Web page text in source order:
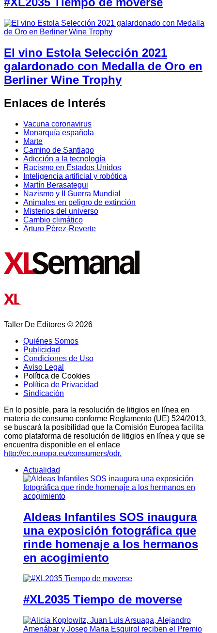
El vino Estola Selección 2021
galardonado con Medalla de Oro en
Berliner Wine Trophy
Enlaces de Interés
Vacuna coronavirus
Monarquía española
Marte
Camino de Santiago
Adicción a la tecnología
Racismo en Estados Unidos
Inteligencia artificial y robótica
Martín Berasategui
Nazismo y II Guerra Mundial
Animales en peligro de extinción
Misterios del universo
Cambio climático
Arturo Pérez-Reverte
Taller De Editores © 2026
Quiénes Somos
Publicidad
Condiciones de Uso
Aviso Legal
Política de Cookies
Política de Privacidad
Sindicación
En lo posible, para la resolución de litigios en línea en
materia de consumo conforme Reglamento (UE) 524/2013,
se buscará la posibilidad que la Comisión Europea facilita
como plataforma de resolución de litigios en línea y que se
encuentra disponible en el enlace
http://ec.europa.eu/consumers/odr.
Actualidad
Aldeas Infantiles SOS inaugura
una exposición fotográfica que
rinde homenaje a los hermanos
en acogimiento
#XL2035 Tiempo de moverse